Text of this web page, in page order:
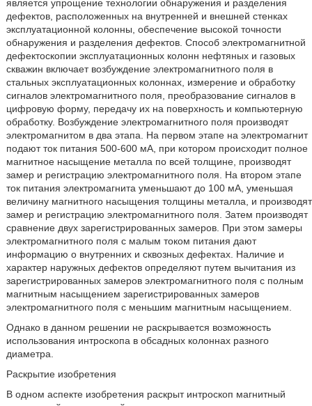
является упрощение технологии обнаружения и разделения
дефектов, расположенных на внутренней и внешней стенках
эксплуатационной колонны, обеспечение высокой точности
обнаружения и разделения дефектов. Способ электромагнитной
дефектоскопии эксплуатационных колонн нефтяных и газовых
скважин включает возбуждение электромагнитного поля в
стальных эксплуатационных колоннах, измерение и обработку
сигналов электромагнитного поля, преобразование сигналов в
цифровую форму, передачу их на поверхность и компьютерную
обработку. Возбуждение электромагнитного поля производят
электромагнитом в два этапа. На первом этапе на электромагнит
подают ток питания 500-600 мА, при котором происходит полное
магнитное насыщение металла по всей толщине, производят
замер и регистрацию электромагнитного поля. На втором этапе
ток питания электромагнита уменьшают до 100 мА, уменьшая
величину магнитного насыщения толщины металла, и производят
замер и регистрацию электромагнитного поля. Затем производят
сравнение двух зарегистрированных замеров. При этом замеры
электромагнитного поля с малым током питания дают
информацию о внутренних и сквозных дефектах. Наличие и
характер наружных дефектов определяют путем вычитания из
зарегистрированных замеров электромагнитного поля с полным
магнитным насыщением зарегистрированных замеров
электромагнитного поля с меньшим магнитным насыщением.
Однако в данном решении не раскрывается возможность
использования интроскопа в обсадных колоннах разного
диаметра.
Раскрытие изобретения
В одном аспекте изобретения раскрыт интроскоп магнитный